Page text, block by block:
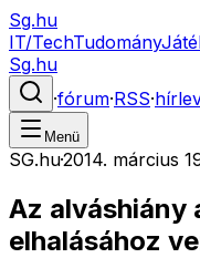
Sg.hu
IT/TechTudomány
Sg.hu
·fórum·RSS·
Menü
SG.hu·2014. március
Az alváshiány
elhalásához